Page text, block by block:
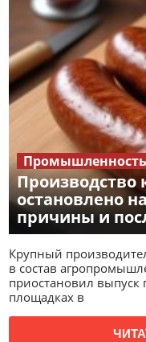
Производство
остановлено
причины и
Промышленность
Крупный
в состав
приостановил выпуск
площадках в